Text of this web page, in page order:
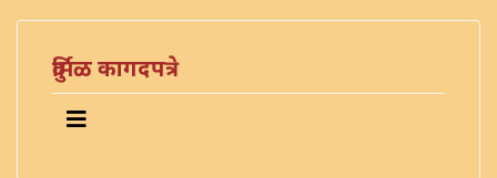
दुर्मिळ कागदपत्रे